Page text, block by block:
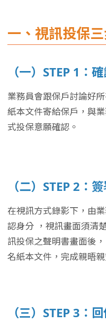
一、視訊投保
（一）STEP 1：
業務員會跟保戶討論好
紙本文件寄給保戶，與
式投保意願確認。
（二）STEP 2：
在視訊方式錄影下，由
認身分 ，視訊畫面須清
訊投保之聲明書畫面後
名紙本文件，完成親晤
（三）STEP 3：